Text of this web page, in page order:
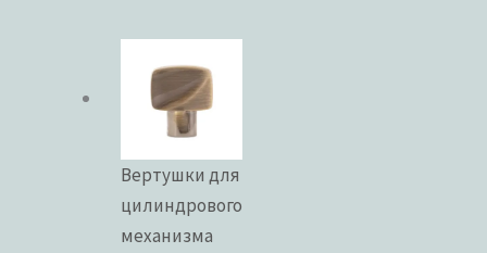
Вертушки для
цилиндрового
механизма